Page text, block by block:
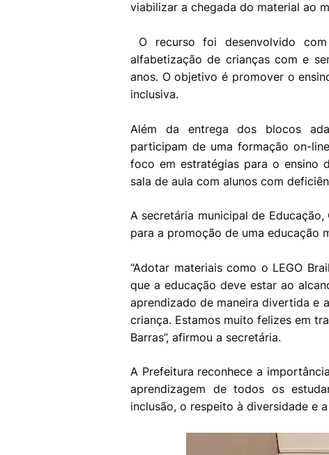
viabilizar a chegada do material ao
O recurso foi desenvolvido
alfabetização de crianças com e
anos. O objetivo é promover o
inclusiva.
Além da entrega dos blocos
participam de uma formação on-
foco em estratégias para o ensino
sala de aula com alunos com
A secretária municipal de
para a promoção de uma educação
“Adotar materiais como o LEGO
que a educação deve estar ao
aprendizado de maneira divertida e
criança. Estamos muito felizes em
Barras”, afirmou a secretária.
A Prefeitura reconhece a
aprendizagem de todos os
inclusão, o respeito à diversidade e